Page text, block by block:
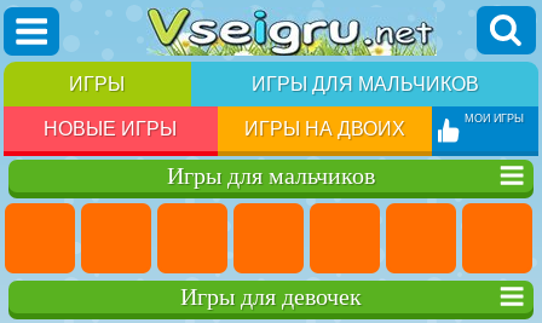
ИГРЫ ИГРЫ ДЛЯ МАЛЬЧИКОВ
НОВЫЕ ИГРЫ ИГРЫ НА ДВОИХ МОИ ИГРЫ
Игры для мальчиков
Игры для девочек